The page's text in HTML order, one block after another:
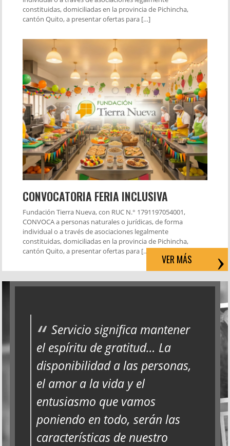
constituidas, domiciliadas en la provincia de Pichincha,
cantón Quito, a presentar ofertas para […]
CONVOCATORIA FERIA INCLUSIVA
Fundación Tierra Nueva, con RUC N.° 1791197054001,
CONVOCA a personas naturales o jurídicas, de forma
individual o a través de asociaciones legalmente
constituidas, domiciliadas en la provincia de Pichincha,
cantón Quito, a presentar ofertas para […]
VER MÁS
Servicio significa mantener
el espíritu de gratitud… La
disponibilidad a las personas,
el amor a la vida y el
entusiasmo que vamos
poniendo en todo, serán las
características de nuestro